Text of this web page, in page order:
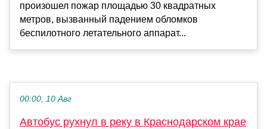
произошел пожар площадью 30 квадратных
метров, вызванный падением обломков
беспилотного летательного аппарат...
00:00, 10 Авг
Автобус рухнул в реку в Краснодарском крае